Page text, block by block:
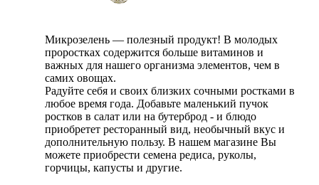
Микрозелень — полезный продукт! В молодых
проростках содержится больше витаминов и
важных для нашего организма элементов, чем в
самих овощах.
Радуйте себя и своих близких сочными ростками в
любое время года. Добавьте маленький пучок
ростков в салат или на бутерброд - и блюдо
приобретет ресторанный вид, необычный вкус и
дополнительную пользу. В нашем магазине Вы
можете приобрести семена редиса, руколы,
горчицы, капусты и другие.